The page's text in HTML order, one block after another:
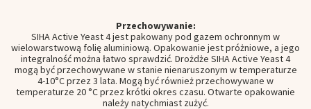
Przechowywanie:
SIHA Active Yeast 4 jest pakowany pod gazem ochronnym w
wielowarstwową folię aluminiową. Opakowanie jest próżniowe, a jego
integralność można łatwo sprawdzić. Drożdże SIHA Active Yeast 4
mogą być przechowywane w stanie nienaruszonym w temperaturze
4-10°C przez 3 lata. Mogą być również przechowywane w
temperaturze 20 °C przez krótki okres czasu. Otwarte opakowanie
należy natychmiast zużyć.